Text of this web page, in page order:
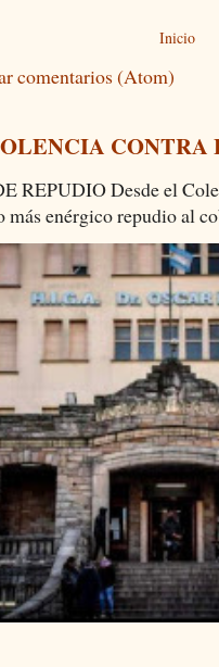
Inicio
comentarios (Atom)
REPUDIO Desde el
más enérgico repudio al